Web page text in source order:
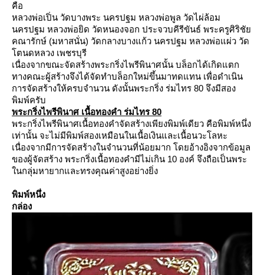
คือ
หลวงพ่อเปิ่น วัดบางพระ นครปฐม หลวงพ่อพูล วัดไผ่ล้อม
นครปฐม หลวงพ่อยิด วัดหนองจอก ประจวบคีรีขันธ์ พระครูศิริชั
คณารักษ์ (มหาสนั่น) วัดกลางบางแก้ว นครปฐม หลวงพ่อแผ่ว วัด
ตนดหลวง เพชรบุรี
เนื่องจากขณะจัดสร้างพระกริ่งไพรีพินาศนั้น บล็อกได้เกิดแตก
ทางคณะผู้สร้างจึงได้จัดทำบล็อกใหม่ขึ้นมาทดแทน เพื่อดำเนิน
การจัดสร้างให้ครบจำนวน ดังนั้นพระกริ่ง ร่มไทร 80 จึงมีสอง
พิมพ์ครับ
พระกริ่งไพรีพินาศ เนื้อทองคำ ร่มไทร 80
พระกริ่งไพรีพินาศเนื้อทองคำจัดสร้างเพียงพิมพ์เดียว คือพิมพ์หนึ่ง
เท่านั้น จะไม่มีพิมพ์สองเหมือนในเนื้อเงินและเนื้อนวะโลหะ
เนื่องจากมีการจัดสร้างในจำนวนที่น้อยมาก โดยอ้างอิงจากข้อมูล
ของผู้จัดสร้าง พระกริ่งเนื้อทองคำมีไม่เกิน 10 องค์ จึงถือเป็นพระ
นกลุ่มหายากและทรงคุณค่าสูงอย่างยิ่ง
พิมพ์หนึ่ง
กล่อง